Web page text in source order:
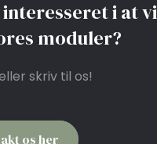
interesseret i at
moduler?
skriv til os!
os her​